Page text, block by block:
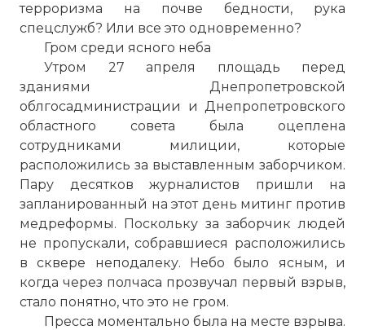
терроризма на почве бедности, рука
спецслужб? Или все это одновременно?
Гром среди ясного неба
Утром 27 апреля площадь перед
зданиями Днепропетровской
облгосадминистрации и Днепропетровского
областного совета была оцеплена
сотрудниками милиции, которые
расположились за выставленным заборчиком.
Пару десятков журналистов пришли на
запланированный на этот день митинг против
медреформы. Поскольку за заборчик людей
не пропускали, собравшиеся расположились
в сквере неподалеку. Небо было ясным, и
когда через полчаса прозвучал первый взрыв,
стало понятно, что это не гром.
Пресса моментально была на месте взрыва.